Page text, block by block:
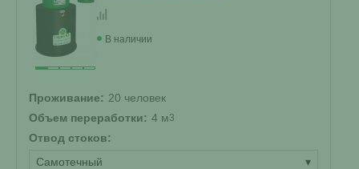
В наличии
Проживание: 20 человек
Объем переработки: 4 м3
Отвод стоков:
Самотечный
▾